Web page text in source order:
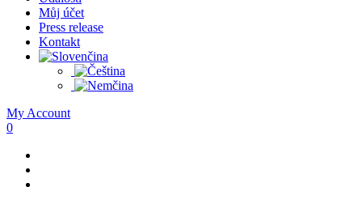
Můj účet
Press release
Kontakt
My Account
0